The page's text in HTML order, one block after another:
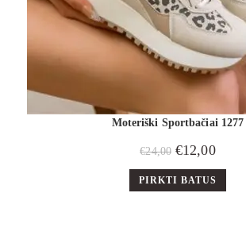
Moteriški Sportbačiai 1277
€24,00 €12,00
PIRKTI BATUS